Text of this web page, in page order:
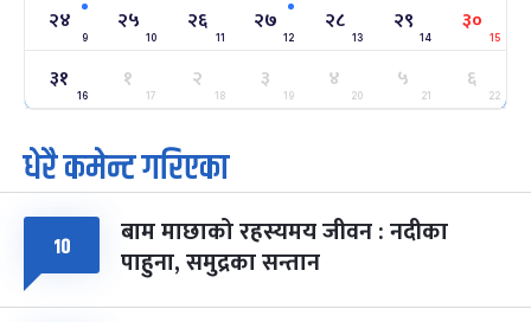
सोम फाल्गुन २४, २०८३- Mar 8, 2027
२५
मंगल
ग्याल्पो ल्होसार
फाल्गुन २५, २०८३ Mar 9, 2027
७ महिना बाँकी
७
आइत
पूर्णिमा व्रत
चैत्र ७, २०८३-Mar 21, 2027
८ फागुपूर्णिमा
चैत्र ८, २०८३-Mar 22, 2027
७ महिना बाँकी
२४
9
२५
10
२६
11
२७
12
२८
13
२९
14
३०
15
३१
16
१
17
२
18
३
19
४
20
५
21
६
22
धेरै कमेन्ट गरिएका
१० बाम माछाको रहस्यमय जीवन : नदीका
पाहुना, समुद्रका सन्तान